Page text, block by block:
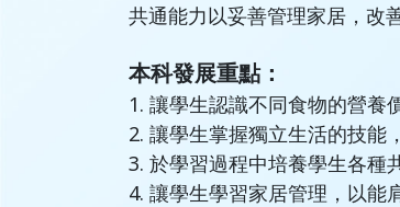
共通能力以妥善管理家居，改
本科發展重點：
1. 讓學生認識不同食物的營養
2. 讓學生掌握獨立生活的技能
3. 於學習過程中培養學生各種
4. 讓學生學習家居管理，以能